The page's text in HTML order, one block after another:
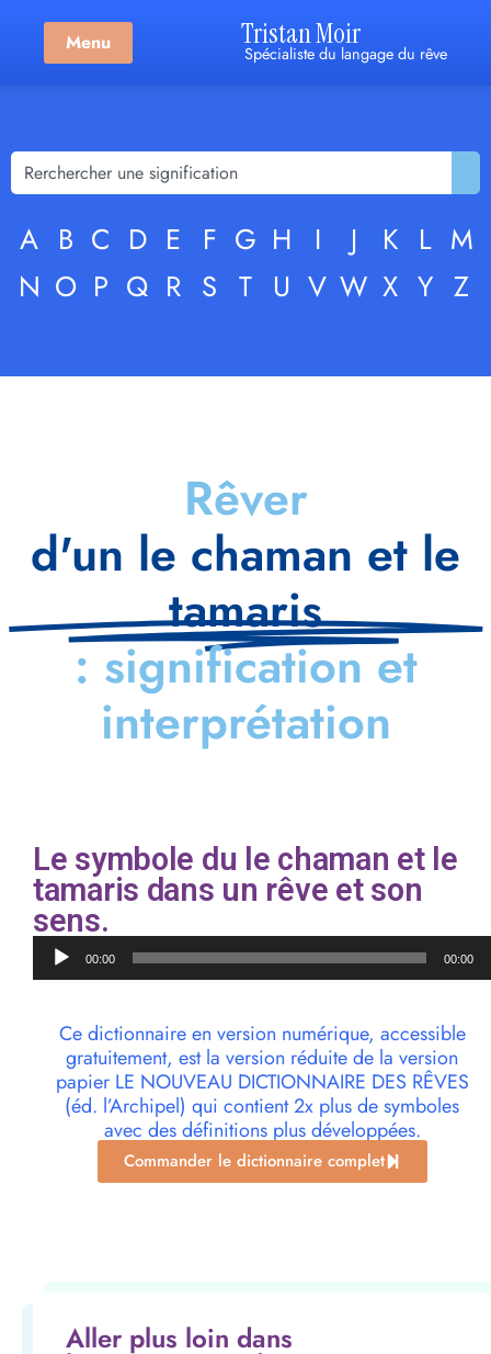
Menu Tristan Moir
Spécialiste du langage du rêve
A B C D E F G H I J K L M
N O P Q R S T U V W X Y Z
Rêver
d'un le chaman et le
tamaris
: signification et
interprétation
Le symbole du le chaman et le
tamaris dans un rêve et son
sens.
Lecteur
audio00:00 00:00
Ce dictionnaire en version numérique, accessible
gratuitement, est la version réduite de la version
papier LE NOUVEAU DICTIONNAIRE DES RÊVES
(éd. l’Archipel) qui contient 2x plus de symboles
avec des définitions plus développées.
Commander le dictionnaire complet
Aller plus loin dans